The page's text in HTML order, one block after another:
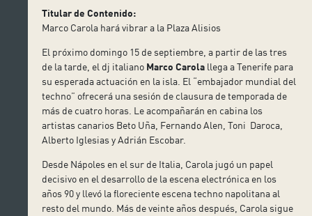
Titular de Contenido:
Marco Carola hará vibrar a la Plaza Alisios
El próximo domingo 15 de septiembre, a partir de las tres
de la tarde, el dj italiano Marco Carola llega a Tenerife para
su esperada actuación en la isla. El “embajador mundial del
techno” ofrecerá una sesión de clausura de temporada de
más de cuatro horas. Le acompañarán en cabina los
artistas canarios Beto Uña , Fernando Alen, Toni Daroca,
Alberto Iglesias y Adrián Escobar.
Desde Nápoles en el sur de Italia, Carola jugó un papel
decisivo en el desarrollo de la escena electrónica en los
años 90 y llevó la floreciente escena techno napolitana al
resto del mundo. Más de veinte años después, Carola sigue